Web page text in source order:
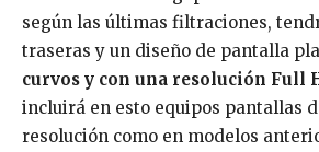
según las últimas filtraciones,
traseras y un diseño de pantalla
curvos y con una resolución Full
incluirá en esto equipos pantallas
resolución como en modelos